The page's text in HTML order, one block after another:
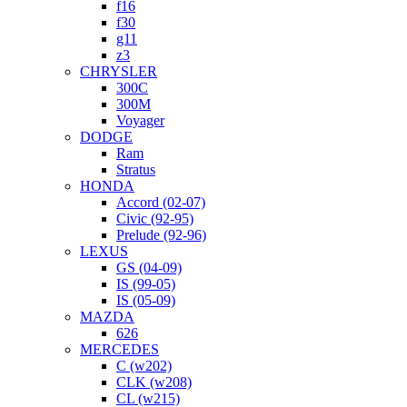
f16
f30
g11
z3
CHRYSLER
300C
300M
Voyager
DODGE
Ram
Stratus
HONDA
Accord (02-07)
Civic (92-95)
Prelude (92-96)
LEXUS
GS (04-09)
IS (99-05)
IS (05-09)
MAZDA
626
MERCEDES
C (w202)
CLK (w208)
CL (w215)